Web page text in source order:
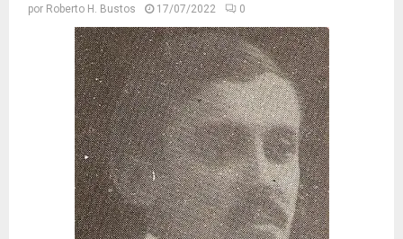
por Roberto H. Bustos 17/07/2022 0